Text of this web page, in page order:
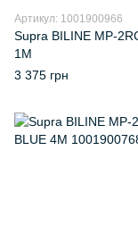
Артикул: 1001900966
Supra BILINE MP-
1M
3 375 грн